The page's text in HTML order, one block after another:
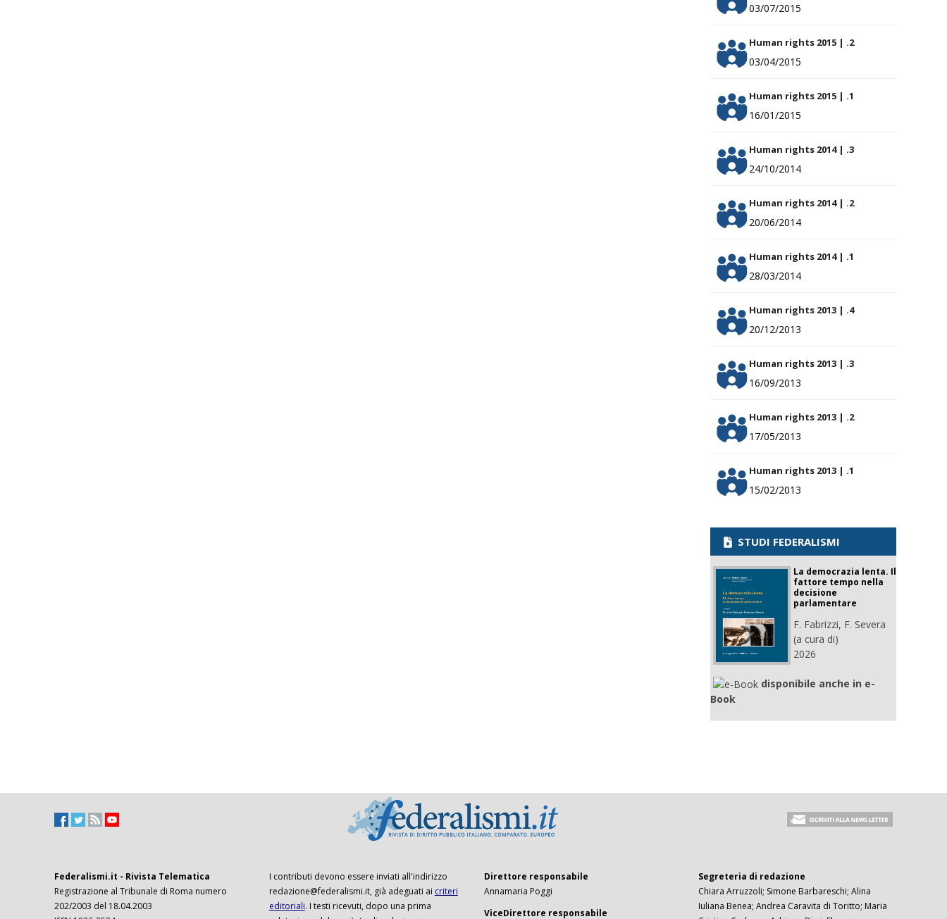
03/07/2015
Human rights 2015 | .2
03/04/2015
Human rights 2015 | .1
16/01/2015
Human rights 2014 | .3
24/10/2014
Human rights 2014 | .2
20/06/2014
Human rights 2014 | .1
28/03/2014
Human rights 2013 | .4
20/12/2013
Human rights 2013 | .3
16/09/2013
Human rights 2013 | .2
17/05/2013
Human rights 2013 | .1
15/02/2013
STUDI FEDERALISMI
La democrazia lenta. Il
fattore tempo nella
decisione
parlamentare
F. Fabrizzi, F. Severa
(a cura di)
2026
disponibile anche in e-
Book
Federalismi.it - Rivista Telematica
Registrazione al Tribunale di Roma numero
202/2003 del 18.04.2003
I contributi devono essere inviati all'indirizzo
redazione@federalismi.it, già adeguati ai criteri
editoriali. I testi ricevuti, dopo una prima
Direttore responsabile
Annamaria Poggi
ViceDirettore responsabile
Segreteria di redazione
Chiara Arruzzoli; Simone Barbareschi; Alina
Iuliana Benea; Andrea Caravita di Toritto; Maria